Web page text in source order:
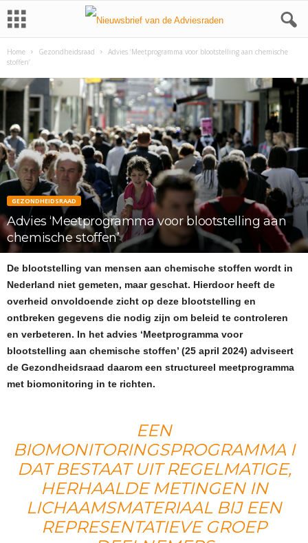
Home Gezondheidsraad
Advies ‘Meetprogramma voor blootstelling aan chemische
stoffen’
GEZONDHEIDSRAAD
Advies ‘Meetprogramma voor blootstelling aan
chemische stoffen’
De blootstelling van mensen aan chemische stoffen wordt in
Nederland niet gemeten, maar geschat. Hierdoor heeft de
overheid onvoldoende zicht op deze blootstelling en
ontbreken gegevens die nodig zijn om beleid te controleren
en verbeteren. In het advies ‘Meetprogramma voor
blootstelling aan chemische stoffen’ (25 april 2024) adviseert
de Gezondheidsraad daarom een structureel meetprogramma
met biomonitoring in te richten.
EEN
BIOMONITORINGSPROGRAMMA I
DAT BESTAAT UIT REGELMATIGE,
HERHAALDE METINGEN IN
LICHAAMSMATERIAAL BIJ EEN
REPRESENTATIEVE GROEP